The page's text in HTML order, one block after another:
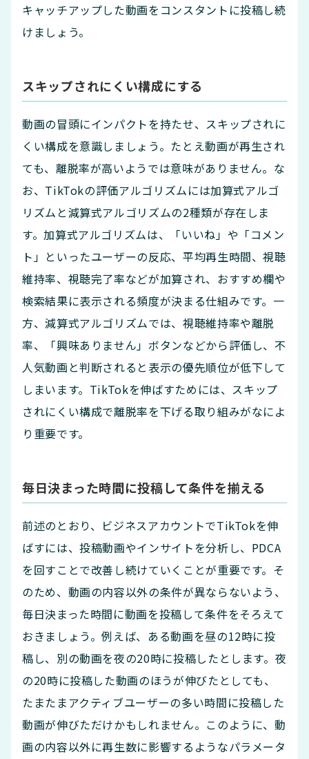
キャッチアップした動画をコンスタントに投稿し続
けましょう。
スキップされにくい構成にする
動画の冒頭にインパクトを持たせ、スキップされに
くい構成を意識しましょう。たとえ動画が再生され
ても、離脱率が高いようでは意味がありません。な
お、TikTokの評価アルゴリズムには加算式アルゴ
リズムと減算式アルゴリズムの2種類が存在しま
す。加算式アルゴリズムは、「いいね」や「コメン
ト」といったユーザーの反応、平均再生時間、視聴
維持率、視聴完了率などが加算され、おすすめ欄や
検索結果に表示される頻度が決まる仕組みです。一
方、減算式アルゴリズムでは、視聴維持率や離脱
率、「興味ありません」ボタンなどから評価し、不
人気動画と判断されると表示の優先順位が低下して
しまいます。TikTokを伸ばすためには、スキップ
されにくい構成で離脱率を下げる取り組みがなによ
り重要です。
毎日決まった時間に投稿して条件を揃える
前述のとおり、ビジネスアカウントでTikTokを伸
ばすには、投稿動画やインサイトを分析し、PDCA
を回すことで改善し続けていくことが重要です。そ
のため、動画の内容以外の条件が異ならないよう、
毎日決まった時間に動画を投稿して条件をそろえて
おきましょう。例えば、ある動画を昼の12時に投
稿し、別の動画を夜の20時に投稿したとします。夜
の20時に投稿した動画のほうが伸びたとしても、
たまたまアクティブユーザーの多い時間に投稿した
動画が伸びただけかもしれません。このように、動
画の内容以外に再生数に影響するようなパラメータ